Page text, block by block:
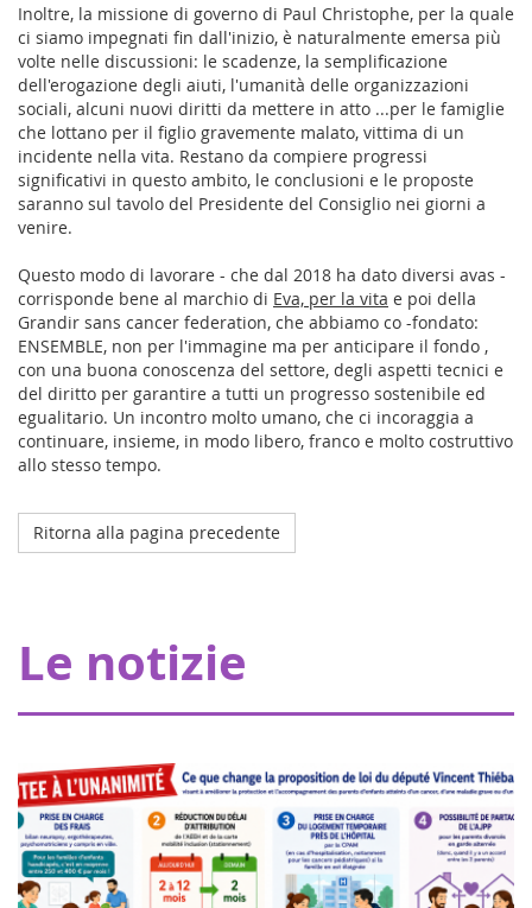
Inoltre, la missione di governo di Paul Christophe, per la quale
ci siamo impegnati fin dall'inizio, è naturalmente emersa più
volte nelle discussioni: le scadenze, la semplificazione
dell'erogazione degli aiuti, l'umanità delle organizzazioni
sociali, alcuni nuovi diritti da mettere in atto ...per le famiglie
che lottano per il figlio gravemente malato, vittima di un
incidente nella vita. Restano da compiere progressi
significativi in questo ambito, le conclusioni e le proposte
saranno sul tavolo del Presidente del Consiglio nei giorni a
venire.
Questo modo di lavorare - che dal 2018 ha dato diversi avas -
corrisponde bene al marchio di Eva, per la vita e poi della
Grandir sans cancer federation, che abbiamo co -fondato:
ENSEMBLE, non per l'immagine ma per anticipare il fondo ,
con una buona conoscenza del settore, degli aspetti tecnici e
del diritto per garantire a tutti un progresso sostenibile ed
egualitario. Un incontro molto umano, che ci incoraggia a
continuare, insieme, in modo libero, franco e molto costruttivo
allo stesso tempo.
Ritorna alla pagina precedente
Le notizie
sovvenzione di 20.000 euro che consente a Pharmavie di
allestire uno spazio dedicato ai piccoli malati di cancro,